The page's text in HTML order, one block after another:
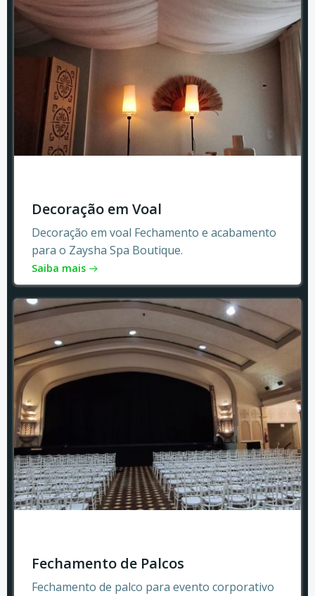
Decoração em Voal
Decoração em voal Fechamento e acabamento
para o Zaysha Spa Boutique.
Saiba mais
Fechamento de Palcos
Fechamento de palco para evento corporativo